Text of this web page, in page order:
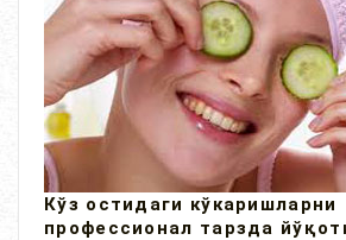
Кўз остидаги кўкаришларни
профессионал тарзда